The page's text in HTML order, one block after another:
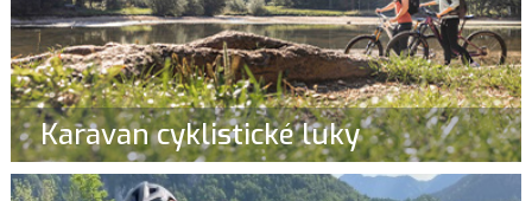
Karavan cyklistické luky